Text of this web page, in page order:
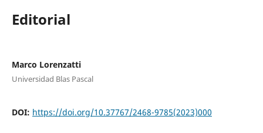
Editorial
Marco Lorenzatti
Universidad Blas Pascal
DOI: https://doi.org/10.37767/2468-9785(2023)000